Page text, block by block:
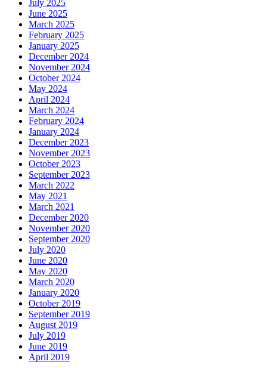
July 2025
June 2025
March 2025
February 2025
January 2025
December 2024
November 2024
October 2024
May 2024
April 2024
March 2024
February 2024
January 2024
December 2023
November 2023
October 2023
September 2023
March 2022
May 2021
March 2021
December 2020
November 2020
September 2020
July 2020
June 2020
May 2020
March 2020
January 2020
October 2019
September 2019
August 2019
July 2019
June 2019
April 2019